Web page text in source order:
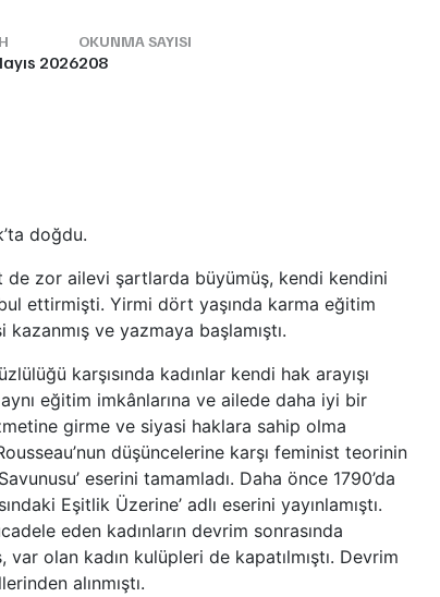
2026
OKUNMA SAYISI
208
doğdu.
de zor ailevi şartlarda büyümüş, kendi kendini
ettirmişti. Yirmi dört yaşında karma eğitim
ve yazmaya başlamıştı.
karşısında kadınlar kendi hak arayışı
eğitim imkânlarına ve ailede daha iyi bir
girme ve siyasi haklara sahip olma
düşüncelerine karşı feminist teorinin
eserini tamamladı. Daha önce 1790’da
Eşitlik Üzerine’ adlı eserini yayınlamıştı.
eden kadınların devrim sonrasında
olan kadın kulüpleri de kapatılmıştı. Devrim
alınmıştı.